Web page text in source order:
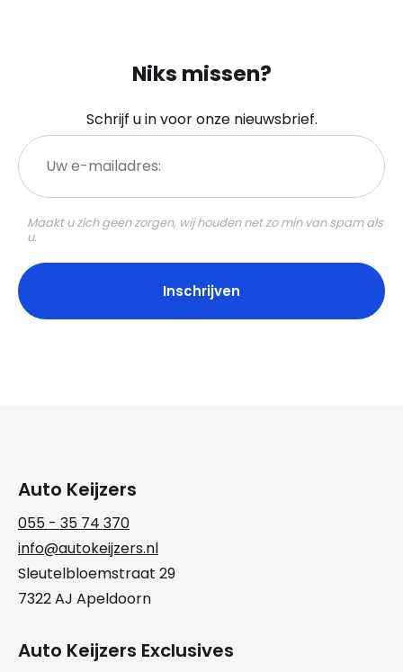
Niks missen?
Schrijf u in voor onze nieuwsbrief.
Uw
e-
mailadres:
Maakt u zich geen zorgen, wij houden net zo min van spam als
u.
Auto Keijzers
055 - 35 74 370
info@autokeijzers.nl
Sleutelbloemstraat 29
7322 AJ Apeldoorn
Auto Keijzers Exclusives